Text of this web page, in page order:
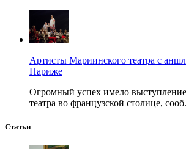
Артисты Мариинского театра с
Париже
Огромный успех имело
театра во французской столице,
Статьи